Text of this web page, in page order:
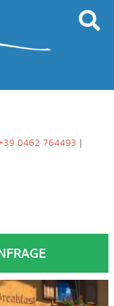
0462 764493 |